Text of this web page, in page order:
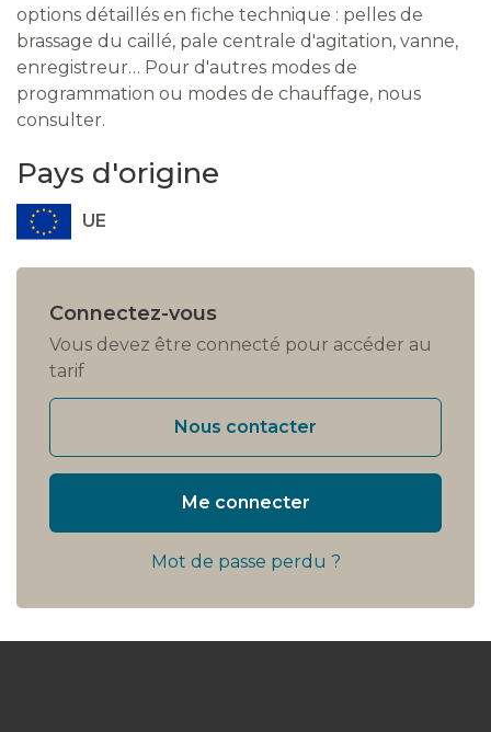
options détaillés en fiche technique : pelles de
brassage du caillé, pale centrale d'agitation, vanne,
enregistreur… Pour d'autres modes de
programmation ou modes de chauffage, nous
consulter.
Pays d'origine
UE
Connectez-vous
Vous devez être connecté pour accéder au
tarif
Nous contacter
Me connecter
Mot de passe perdu ?